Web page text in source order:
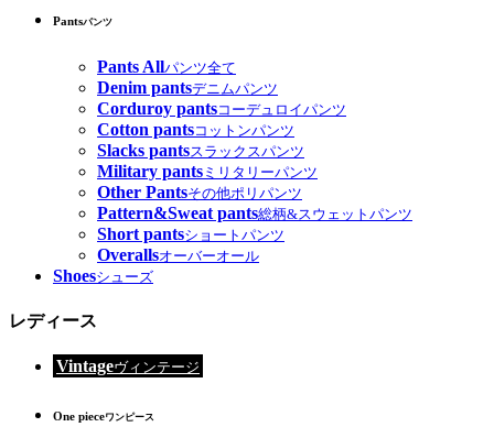
Pantsパンツ
Pants Allパンツ全て
Denim pantsデニムパンツ
Corduroy pantsコーデュロイパンツ
Cotton pantsコットンパンツ
Slacks pantsスラックスパンツ
Military pants ミリタリーパンツ
Other Pantsその他ポリパンツ
Pattern&Sweat pants総柄&スウェットパンツ
Short pantsショートパンツ
Overallsオーバーオール
Shoesシューズ
レディース
Vintageヴィンテージ
One pieceワンピース